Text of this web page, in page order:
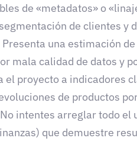
de «metadatos» o
de clientes y
Presenta una estimación
mala calidad de datos y
el proyecto a indicadores
de productos
No intentes arreglar todo el
que demuestre